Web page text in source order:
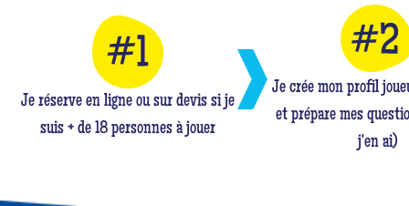
Je réserve en ligne ou sur devis si je
suis + de 18 personnes à jouer
Je crée mon profil
et prépare mes
j'en ai)